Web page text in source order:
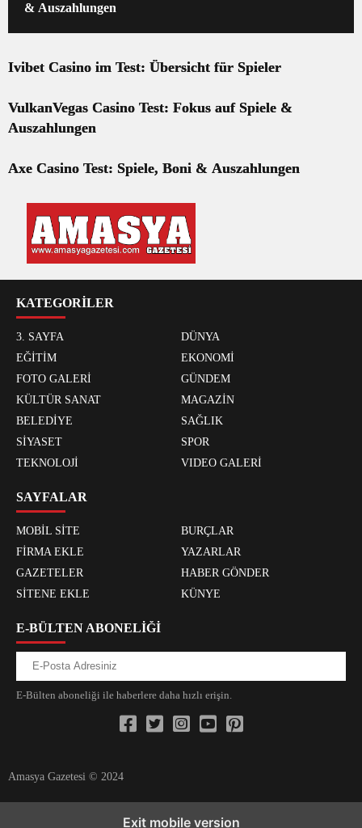
& Auszahlungen
Ivibet Casino im Test: Übersicht für Spieler
VulkanVegas Casino Test: Fokus auf Spiele &
Auszahlungen
Axe Casino Test: Spiele, Boni & Auszahlungen
KATEGORİLER
3. SAYFA
DÜNYA
EĞİTİM
EKONOMİ
FOTO GALERİ
GÜNDEM
KÜLTÜR SANAT
MAGAZİN
BELEDİYE
SAĞLIK
SİYASET
SPOR
TEKNOLOJİ
VIDEO GALERİ
SAYFALAR
MOBİL SİTE
BURÇLAR
FİRMA EKLE
YAZARLAR
GAZETELER
HABER GÖNDER
SİTENE EKLE
KÜNYE
E-BÜLTEN ABONELİĞİ
E-Bülten aboneliği ile haberlere daha hızlı erişin.
Amasya Gazetesi © 2024
Exit mobile version
yarrak dinimi binisi virin sitilir 3131 ^^xyarrak bonusa veren dinoma